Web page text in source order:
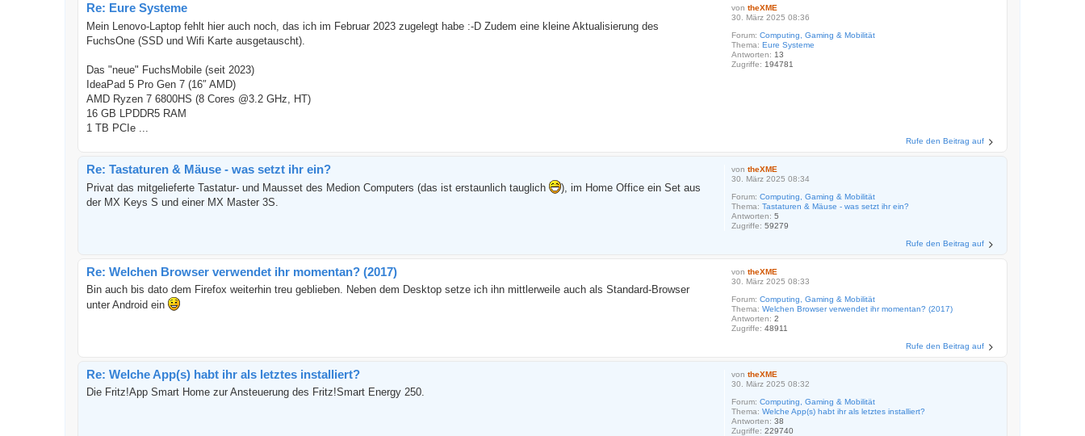
von theXME
30. März 2025 08:36
Forum: Computing, Gaming & Mobilität
Thema: Eure Systeme
Antworten: 13
Zugriffe: 194781
Re: Eure Systeme
Mein Lenovo-Laptop fehlt hier auch noch, das ich im Februar 2023 zugelegt habe :-D Zudem eine kleine Aktualisierung des
FuchsOne (SSD und Wifi Karte ausgetauscht).
Das "neue" FuchsMobile (seit 2023)
IdeaPad 5 Pro Gen 7 (16″ AMD)
AMD Ryzen 7 6800HS (8 Cores @3.2 GHz, HT)
16 GB LPDDR5 RAM
1 TB PCIe ...
Rufe den Beitrag auf
von theXME
30. März 2025 08:34
Forum: Computing, Gaming & Mobilität
Thema: Tastaturen & Mäuse - was setzt ihr ein?
Antworten: 5
Zugriffe: 59279
Re: Tastaturen & Mäuse - was setzt ihr ein?
Privat das mitgelieferte Tastatur- und Mausset des Medion Computers (das ist erstaunlich tauglich
), im Home Office ein Set aus
der MX Keys S und einer MX Master 3S.
Rufe den Beitrag auf
von theXME
30. März 2025 08:33
Forum: Computing, Gaming & Mobilität
Thema: Welchen Browser verwendet ihr momentan? (2017)
Antworten: 2
Zugriffe: 48911
Re: Welchen Browser verwendet ihr momentan? (2017)
Bin auch bis dato dem Firefox weiterhin treu geblieben. Neben dem Desktop setze ich ihn mittlerweile auch als Standard-Browser
unter Android ein
Rufe den Beitrag auf
von theXME
30. März 2025 08:32
Forum: Computing, Gaming & Mobilität
Thema: Welche App(s) habt ihr als letztes installiert?
Antworten: 38
Zugriffe: 229740
Re: Welche App(s) habt ihr als letztes installiert?
Die Fritz!App Smart Home zur Ansteuerung des Fritz!Smart Energy 250.